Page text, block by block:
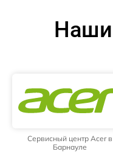
Сервисный центр Acer в
Барнауле